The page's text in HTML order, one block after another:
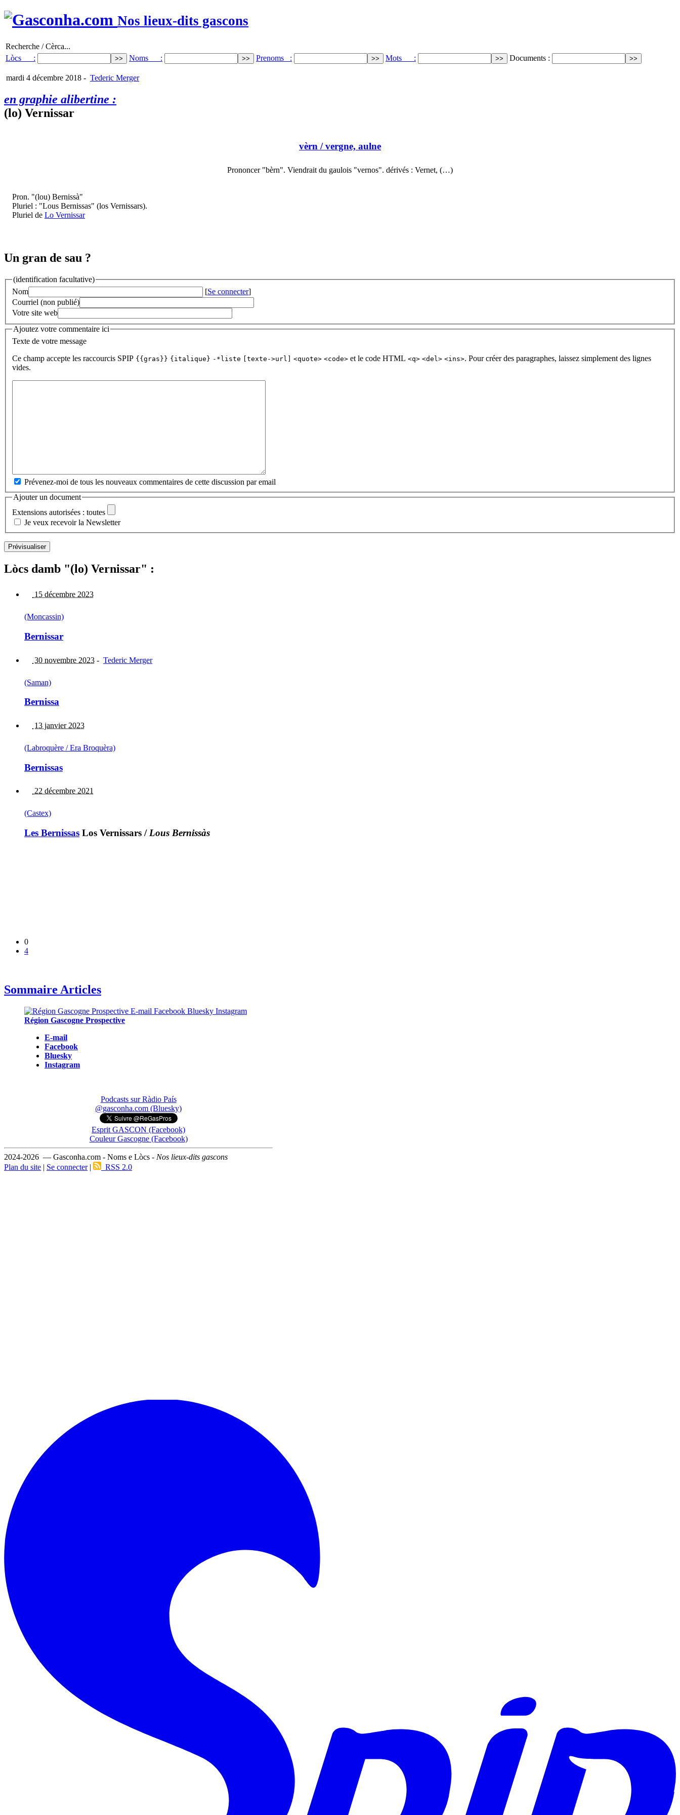
Nos lieux-dits gascons
Recherche / Cèrca...
Lòcs :
Noms : Prenoms : Mots : Documents :
mardi 4 décembre 2018 - Tederic Merger
en graphie alibertine :
(lo) Vernissar
vèrn / vergne, aulne
Prononcer "bèrn". Viendrait du gaulois "vernos". dérivés : Vernet, (…)
Pron. "(lou) Bernissà"
Pluriel : "Lous Bernissas" (los Vernissars).
Pluriel de Lo Vernissar
Un gran de sau ?
(identification facultative)
Nom
[Se connecter]
Courriel (non publié)
Votre site web
Ajoutez votre commentaire ici
Texte de votre message
Ce champ accepte les raccourcis SPIP {{gras}} {italique} -*liste [texte->url] <quote> <code> et le code HTML <q> <del> <ins>. Pour créer des paragraphes, laissez simplement des lignes
vides.
Prévenez-moi de tous les nouveaux commentaires de cette discussion par email
Ajouter un document
Extensions autorisées : toutes
Je veux recevoir la Newsletter
Lòcs damb "(lo) Vernissar" :
15 décembre 2023
(Moncassin)
Bernissar
30 novembre 2023 - Tederic Merger
(Saman)
Bernissa
13 janvier 2023
(Labroquère / Era Broquèra)
Bernissas
22 décembre 2021
(Castex)
Les Bernissas Los Vernissars / Lous Bernissàs
0
4
Sommaire Articles
Région Gascogne Prospective
E-mail
Facebook
Bluesky
Instagram
Podcasts sur Ràdio País
@gasconha.com (Bluesky)
Esprit GASCON (Facebook)
Couleur Gascogne (Facebook)
2024-2026 — Gasconha.com - Noms e Lòcs - Nos lieux-dits gascons
Plan du site | Se connecter| RSS 2.0